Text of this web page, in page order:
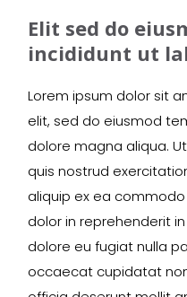
Elit sed do
incididunt ut
Lorem ipsum dolor sit
elit, sed do eiusmod
dolore magna aliqua.
quis nostrud
aliquip ex ea
dolor in reprehenderit
dolore eu fugiat nulla
occaecat cupidatat